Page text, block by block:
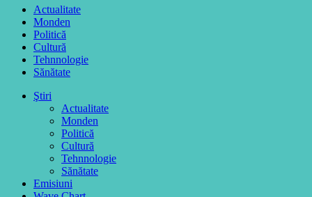
Actualitate
Monden
Politică
Cultură
Tehnnologie
Sănătate
Ştiri
Actualitate
Monden
Politică
Cultură
Tehnnologie
Sănătate
Emisiuni